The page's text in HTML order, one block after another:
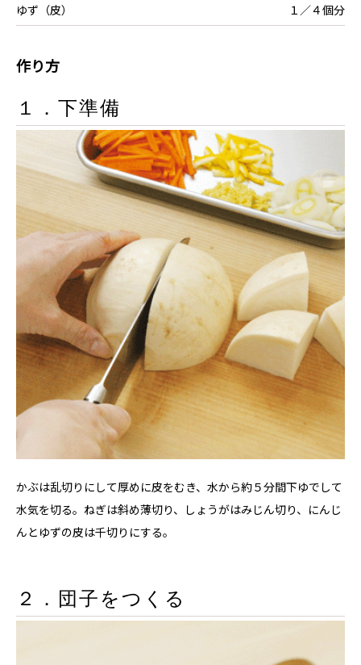
ゆず（皮）
１／４個分
作り方
１．下準備
かぶは乱切りにして厚めに皮をむき、水から約５分間下ゆでして
水気を切る。ねぎは斜め薄切り、しょうがはみじん切り、にんじ
んとゆずの皮は千切りにする。
２．団子をつくる